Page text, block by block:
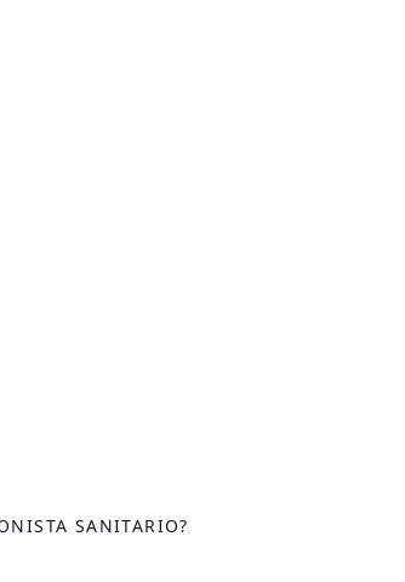
SANITARIO?